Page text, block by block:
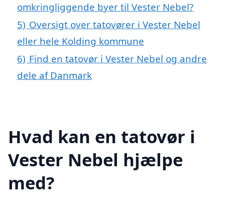
omkringliggende byer til Vester Nebel?
5) Oversigt over tatovører i Vester Nebel
eller hele Kolding kommune
6) Find en tatovør i Vester Nebel og andre
dele af Danmark
Hvad kan en tatovør i
Vester Nebel hjælpe
med?